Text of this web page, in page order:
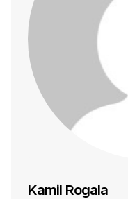
Kamil Rogala